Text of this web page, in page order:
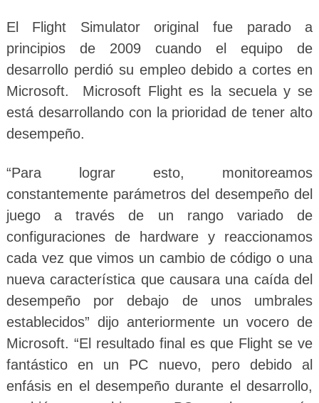
El Flight Simulator original fue parado a
principios de 2009 cuando el equipo de
desarrollo perdió su empleo debido a cortes en
Microsoft. Microsoft Flight es la secuela y se
está desarrollando con la prioridad de tener alto
desempeño.
“Para lograr esto, monitoreamos
constantemente parámetros del desempeño del
juego a través de un rango variado de
configuraciones de hardware y reaccionamos
cada vez que vimos un cambio de código o una
nueva característica que causara una caída del
desempeño por debajo de unos umbrales
establecidos” dijo anteriormente un vocero de
Microsoft. “El resultado final es que Flight se ve
fantástico en un PC nuevo, pero debido al
enfásis en el desempeño durante el desarrollo,